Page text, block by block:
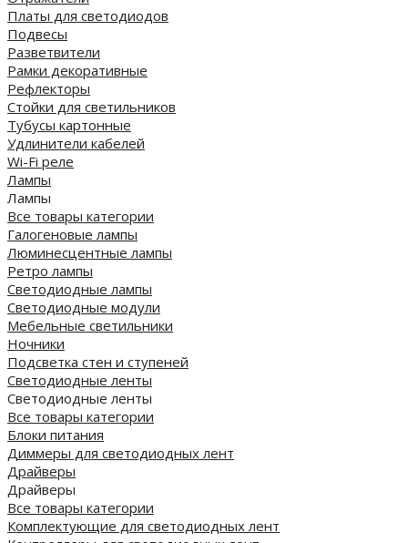
Платы для светодиодов
Подвесы
Разветвители
Рамки декоративные
Рефлекторы
Стойки для светильников
Тубусы картонные
Удлинители кабелей
Wi-Fi реле
Лампы
Лампы
Все товары категории
Галогеновые лампы
Люминесцентные лампы
Ретро лампы
Светодиодные лампы
Светодиодные модули
Мебельные светильники
Ночники
Подсветка стен и ступеней
Светодиодные ленты
Светодиодные ленты
Все товары категории
Блоки питания
Диммеры для светодиодных лент
Драйверы
Драйверы
Все товары категории
Комплектующие для светодиодных лент